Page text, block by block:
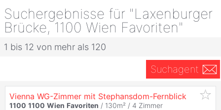
Suchergebnisse für "Laxenburger
Brücke, 1100 Wien Favoriten"
1 bis 12 von mehr als 120
Suchagent
Vienna WG-Zimmer mit Stephansdom-Fernblick
1100 1100 Wien Favoriten / 130m² / 4 Zimmer